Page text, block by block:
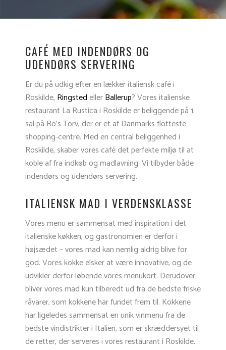
CAFÉ MED INDENDØRS OG
UDENDØRS SERVERING
Er du på udkig efter en lækker italiensk café i
Roskilde, RingstedellerBallerup? Vores italienske
restaurant La Rustica i Roskilde er beliggende på 1.
sal på Ro’s Torv, der er et af Danmarks flotteste
shopping-centre. Med en central beliggenhed i
Roskilde, skaber vores café det perfekte miljø til at
koble af fra indkøb og madlavning. Vi tilbyder både
indendørs og udendørs servering.
ITALIENSK MAD I VERDENSKLASSE
Vores menu er sammensat med inspiration i det
italienske køkken, og gastronomien er derfor i
højsædet – vores mad kan nemlig aldrig blive for
god. Vores kokke elsker at være innovative, og de
udvikler derfor løbende vores menukort. Derudover
bliver vores mad kun tilberedt ud fra de bedste friske
råvarer, som kokkene har fundet frem til. Kokkene
har ligeledes sammensat en unik vinmenu fra de
bedste vindistrikter i Italien, som er skræddersyet til
de retter, der serveres i vores restaurant i Roskilde.